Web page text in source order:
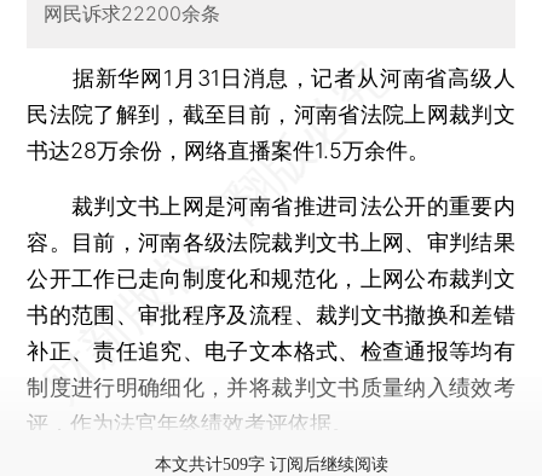
网民诉求22200余条
据新华网1月31日消息，记者从河南省高级人
民法院了解到，截至目前，河南省法院上网裁判文
书达28万余份，网络直播案件1.5万余件。
裁判文书上网是河南省推进司法公开的重要内
容。目前，河南各级法院裁判文书上网、审判结果
公开工作已走向制度化和规范化，上网公布裁判文
书的范围、审批程序及流程、裁判文书撤换和差错
补正、责任追究、电子文本格式、检查通报等均有
制度进行明确细化，并将裁判文书质量纳入绩效考
评，作为法官年终绩效考评依据。
本文共计509字 订阅后继续阅读